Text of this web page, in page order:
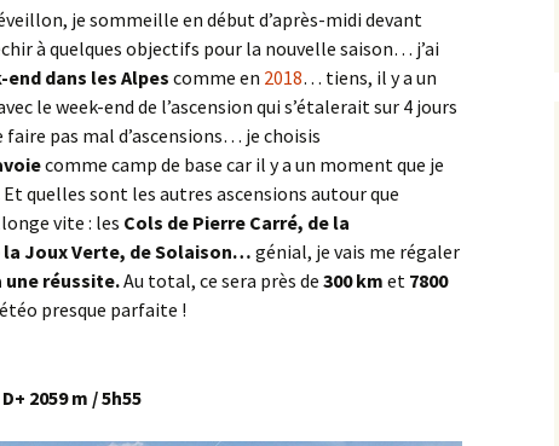
– de la
Fussey
Ivry-en-Montagne
la Raquette
la Rochepot
le Bas des Fontaines
Bruant Sud
Chambœuf
Château d’entre Deux
Monts
Chaux
Chazan
Dijon – Rue de Mirande
Hauteville-lès-Dijon
Plombières-lès-Dijon
Talant
Jonchère
la Croix de Chèvre
Mont Beroin
Saulieu
Savilly
la Groutière
la Villeneuve-les-Convers
les Grandes Charmes
PAYS DE L’AUXOIS A38 – Échangeur n°26
A38 – Échangeur n°27
A38 – Échangeur n°28
A38 – Geute
A38 – le Moulin à Vent
PAYS SEINE ET TILLES Aignay-le-Duc ><
Lamargelle
Blaisy-Bas
Bligny-le-Sec
Bordes Pillot
VALLÉE DE L’OUCHE Agey _ Gissey-sur-Ouche
Croix Gauveney
Forêt Tarbet
VINGEANNE VAL DE
SAÔNE
Tart-le-Haut
2016
2017
2018
2020
je sommeille en début d’après-midi devant
à quelques objectifs pour la nouvelle saison… j’ai
end dans les Alpes comme en 2018… tiens, il y a un
le week-end de l’ascension qui s’étalerait sur 4 jours
pas mal d’ascensions… je choisis
comme camp de base car il y a un moment que je
Et quelles sont les autres ascensions autour que
vite : les Cols de Pierre Carré, de la
Joux Verte, de Solaison… génial, je vais me régaler
une réussite.Au total, ce sera près de 300 km et 7800
presque parfaite !
2059 m / 5h55